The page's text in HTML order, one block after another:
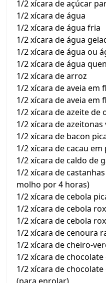
1/2 xícara de açúcar
1/2 xícara de água
1/2 xícara de água fria
1/2 xícara de água
1/2 xícara de água ou
1/2 xícara de água
1/2 xícara de arroz
1/2 xícara de aveia em
1/2 xícara de aveia em
1/2 xícara de azeite de
1/2 xícara de
1/2 xícara de bacon
1/2 xícara de cacau em
1/2 xícara de caldo de
1/2 xícara de
molho por 4 horas)
1/2 xícara de cebola
1/2 xícara de cebola
1/2 xícara de cebola
1/2 xícara de cenoura
1/2 xícara de cheiro-
1/2 xícara de chocolate
1/2 xícara de